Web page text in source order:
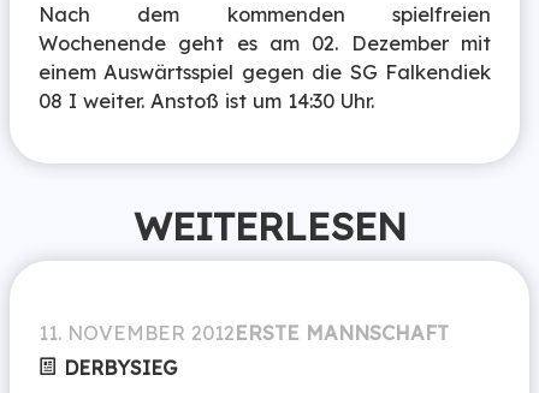
Nach dem kommenden spielfreien
Wochenende geht es am 02. Dezember mit
einem Auswärtsspiel gegen die SG Falkendiek
08 I weiter. Anstoß ist um 14:30 Uhr.
WEITERLESEN
11. NOVEMBER 2012ERSTE MANNSCHAFT
DERBYSIEG